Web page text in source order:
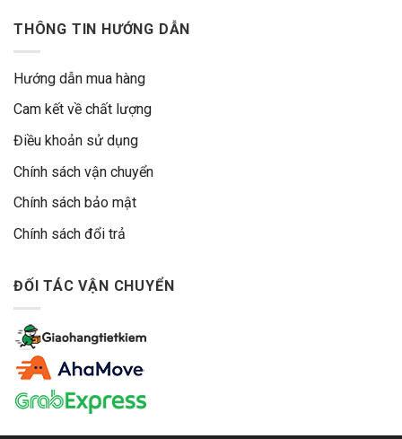
THÔNG TIN HƯỚNG DẪN
Hướng dẫn mua hàng
Cam kết về chất lượng
Điều khoản sử dụng
Chính sách vận chuyển
Chính sách bảo mật
Chính sách đổi trả
ĐỐI TÁC VẬN CHUYỂN